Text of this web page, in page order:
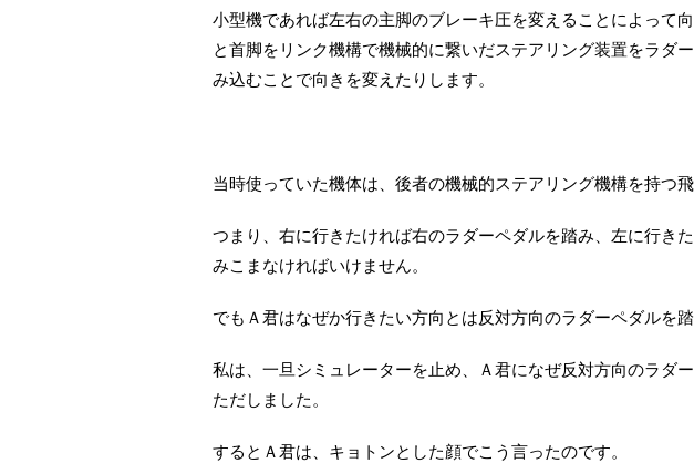
小型機であれば左右の主脚のブレーキ圧を変えることによって
と首脚をリンク機構で機械的に繋いだステアリング装置をラダ
み込むことで向きを変えたりします。
当時使っていた機体は、後者の機械的ステアリング機構を持つ飛
つまり、右に行きたければ右のラダーペダルを踏み、左に行き
みこまなければいけません。
でもＡ君はなぜか行きたい方向とは反対方向のラダーペダルを踏
私は、一旦シミュレーターを止め、Ａ君になぜ反対方向のラダ
ただしました。
するとＡ君は、キョトンとした顔でこう言ったのです。